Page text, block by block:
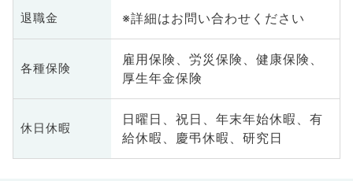
退職金 ※詳細はお問い合わせください
各種保険
雇用保険、労災保険、健康保険、
厚生年金保険
休日休暇
日曜日、祝日、年末年始休暇、有
給休暇、慶弔休暇、研究日